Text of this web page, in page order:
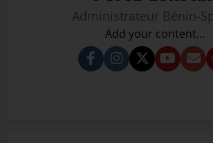
Administrateur Bénin-
Add your content...